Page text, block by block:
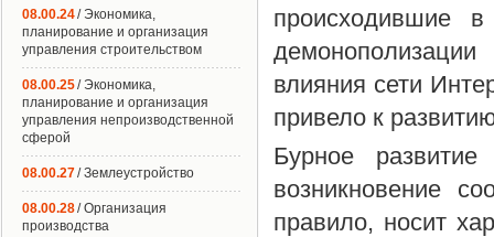
происходившие
влияния сети
привело к
Бурное
возникновение
правило, носит
08.00.24/ Экономика,
планирование и организация
управления строительством
08.00.25/ Экономика,
планирование и организация
управления непроизводственной
сферой
08.00.27/ Землеустройство
08.00.28/ Организация
производства